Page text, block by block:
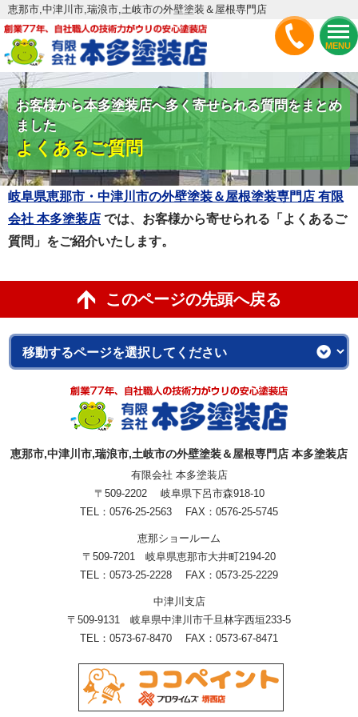
MENU
恵那市,中津川市,瑞浪市,土岐市の外壁塗装＆屋根専門店
お客様から本多塗装店へ多く寄せられる質問をまとめ
ました
よくあるご質問
岐阜県恵那市・中津川市の外壁塗装＆屋根塗装専門店 有限
会社 本多塗装店 では、お客様から寄せられる「よくあるご
質問」をご紹介いたします。
このページの先頭へ戻る
恵那市,中津川市,瑞浪市,土岐市の外壁塗装＆屋根専門店 本多塗装店
有限会社 本多塗装店
〒509-2202 岐阜県下呂市森918-10
TEL：0576-25-2563 FAX：0576-25-5745
恵那ショールーム
〒509-7201 岐阜県恵那市大井町2194-20
TEL：0573-25-2228 FAX：0573-25-2229
中津川支店
〒509-9131 岐阜県中津川市千旦林字西垣233-5
TEL：0573-67-8470 FAX：0573-67-8471